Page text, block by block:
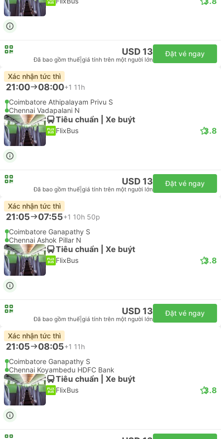
USD 13
Đã bao gồm thuế giá tính trên một người lớn
Đặt vé ngay
Xác nhận tức thì
21:00 08:00+1 11h
Coimbatore Athipalayam Privu S
Chennai Vadapalani N
Tiêu chuẩn | Xe buýt
FlixBus 3.8
USD 13
Đã bao gồm thuế giá tính trên một người lớn
Đặt vé ngay
Xác nhận tức thì
21:05 07:55+1 10h 50p
Coimbatore Ganapathy S
Chennai Ashok Pillar N
Tiêu chuẩn | Xe buýt
FlixBus 3.8
USD 13
Đã bao gồm thuế giá tính trên một người lớn
Đặt vé ngay
Xác nhận tức thì
21:05 08:05+1 11h
Coimbatore Ganapathy S
Chennai Koyambedu HDFC Bank
Tiêu chuẩn | Xe buýt
FlixBus 3.8